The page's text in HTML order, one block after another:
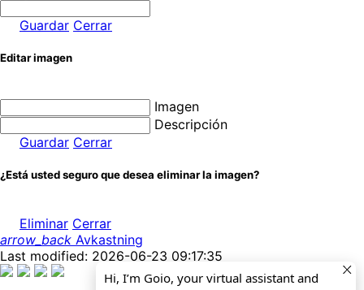
Hi, I’m Goio, your virtual assistant and
Guardar Cerrar
Editar imagen
Imagen
Descripción
Guardar Cerrar
¿Está usted seguro que desea eliminar la imagen?
Eliminar Cerrar
arrow_back Avkastning
Last modified: 2026-06-23 09:17:35